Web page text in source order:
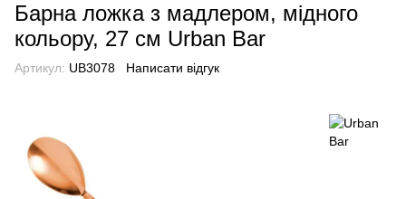
Барна ложка з мадлером, мідного
кольору, 27 см Urban Bar
Артикул: UB3078 Написати відгук